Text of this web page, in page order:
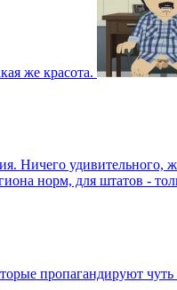
же красота.
Ничего удивительного,
норм, для штатов -
пропагандируют чуть